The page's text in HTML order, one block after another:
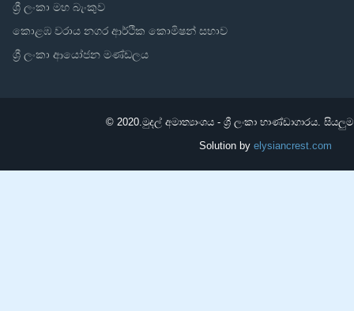
ශ්‍රී ලංකා මහ බැංකුව
කොළඹ වරාය නගර ආර්ථික කොමිෂන් සභාව
ශ්‍රී ලංකා ආයෝජන මණ්ඩලය
© 2020.මුදල් අමාත්‍යාංශය - ශ්‍රී ලංකා භාණ්ඩාගාරය.
Solution by elysiancrest.com